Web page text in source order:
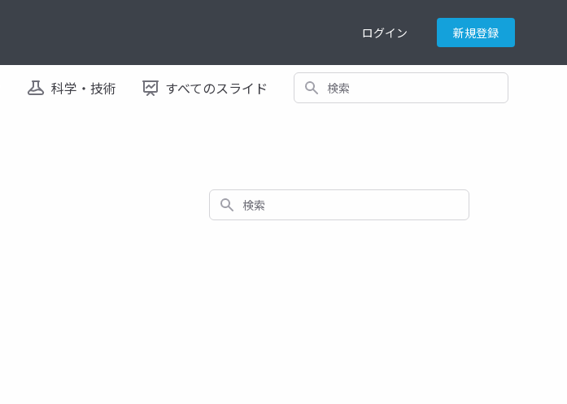
ログイン 新規登録
科学・技術 すべてのスライド 検索
検索